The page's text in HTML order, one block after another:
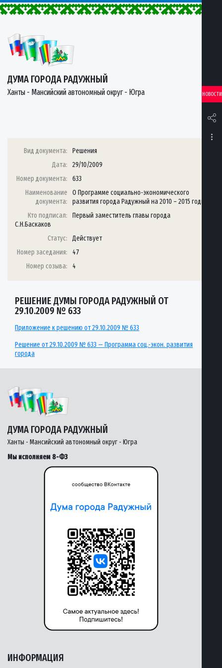
ДУМА ГОРОДА РАДУЖНЫЙ
Ханты - Мансийский автономный округ - Югра НОВОСТИ
Вид документа:
Решения
Дата:
29/10/2009
Номер документа:
633
Наименование
документа:
О Программе социально-экономического
развития города Радужный на 2010 – 2015 годы
Кто подписал:
Первый заместитель главы города
С.Н.Баскаков
Статус:
Действует
Номер заседания:
47
Номер созыва:
4
РЕШЕНИЕ ДУМЫ ГОРОДА РАДУЖНЫЙ ОТ
29.10.2009 № 633
Приложение к решению от 29.10.2009 № 633
Решение от 29.10.2009 № 633 — Программа соц.-экон. развития
города
ДУМА ГОРОДА РАДУЖНЫЙ
Ханты - Мансийский автономный округ - Югра
Мы исполняем 8-ФЗ
ИНФОРМАЦИЯ